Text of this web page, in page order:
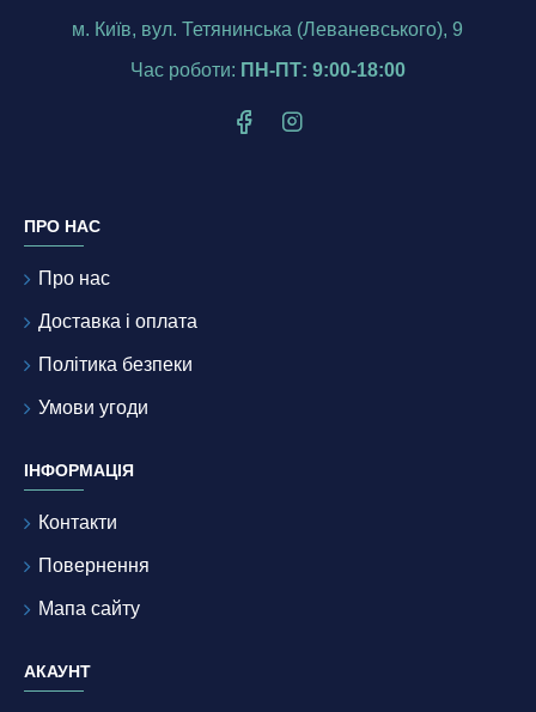
м. Київ, вул. Тетянинська (Леваневського), 9
Час роботи: ПН-ПТ: 9:00-18:00
ПРО НАС
Про нас
Доставка і оплата
Політика безпеки
Умови угоди
ІНФОРМАЦІЯ
Контакти
Повернення
Мапа сайту
АКАУНТ